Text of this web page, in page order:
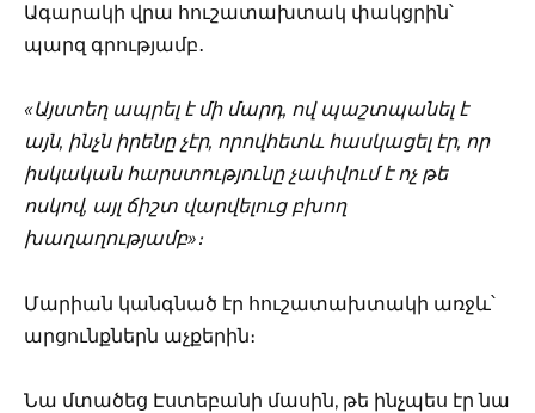
Ագարակի վրա հուշատախտակ փակցրին՝
պարզ գրությամբ․
«Այստեղ ապրել է մի մարդ, ով պաշտպանել է
այն, ինչն իրենը չէր, որովհետև հասկացել էր, որ
իսկական հարստությունը չափվում է ոչ թե
ոսկով, այլ ճիշտ վարվելուց բխող
խաղաղությամբ»։
Մարիան կանգնած էր հուշատախտակի առջև՝
արցունքներն աչքերին։
Նա մտածեց Էստեբանի մասին, թե ինչպես էր նա